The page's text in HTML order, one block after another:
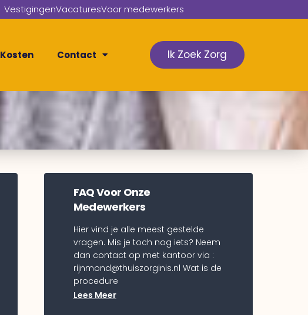
VestigingenVacaturesVoor medewerkers
Kosten Contact Ik Zoek Zorg
FAQ Voor Onze
Medewerkers
Hier vind je alle meest gestelde
vragen. Mis je toch nog iets? Neem
dan contact op met kantoor via :
rijnmond@thuiszorginis.nl Wat is de
procedure
Lees Meer